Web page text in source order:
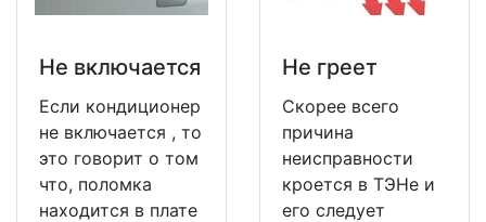
Не включается
Если кондиционер
не включается , то
это говорит о том
что, поломка
находится в плате
Не греет
Скорее всего
причина
неисправности
кроется в ТЭНе и
его следует